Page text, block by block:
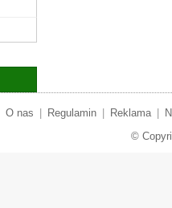
O nas Regulamin Reklama
©